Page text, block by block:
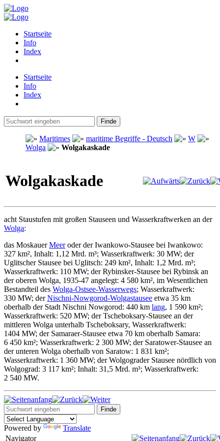
Startseite
Info
Index
Startseite
Info
Index
Maritimes maritime Begriffe - Deutsch
W
Wolga
Wolgakaskade
Wolgakaskade
acht Staustufen mit großen Stauseen und Wasserkraftwerken an der
Wolga:
das MoskauerMeeroder der Iwankowo-Stausee bei Iwankowo:
327 km², Inhalt: 1,12 Mrd. m³; Wasserkraftwerk: 30 MW; der
Uglitscher Stausee bei Uglitsch: 249 km², Inhalt: 1,2 Mrd. m³;
Wasserkraftwerk: 110 MW; der Rybinsker-Stausee bei Rybinsk an
der oberen Wolga, 1935-47 angelegt: 4 580 km², im Wesentlichen
Bestandteil des Wolga-Ostsee-Wasserwegs; Wasserkraftwerk:
330 MW; derNischni-Nowgorod-Wolgastausee etwa 35 km
oberhalb der Stadt Nischni Nowgorod: 440 km lang, 1 590 km²;
Wasserkraftwerk: 520 MW; der Tscheboksary-Stausee an der
mittleren Wolga unterhalb Tscheboksary, Wasserkraftwerk:
1404 MW; der Samaraer-Stausee etwa 70 km oberhalb Samara:
6 450 km²; Wasserkraftwerk: 2 300 MW; der Saratower-Stausee an
der unteren Wolga oberhalb von Saratow: 1 831 km²;
Wasserkraftwerk: 1 360 MW; der Wolgograder Stausee nördlich von
Wolgograd: 3 117 km²; Inhalt: 31,5 Mrd. m³; Wasserkraftwerk:
2 540 MW.
Powered by
Translate
Navigator